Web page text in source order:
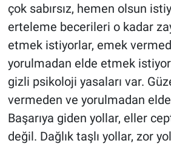
çok sabırsız, hemen olsun
erteleme becerileri o kadar
etmek istiyorlar, emek
yorulmadan elde etmek
gizli psikoloji yasaları var.
vermeden ve yorulmadan
Başarıya giden yollar, eller
değil. Dağlık taşlı yollar, zor